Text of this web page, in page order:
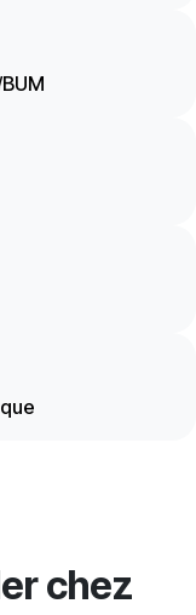
chez